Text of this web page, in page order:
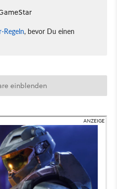
Regeln, bevor Du einen
einblenden